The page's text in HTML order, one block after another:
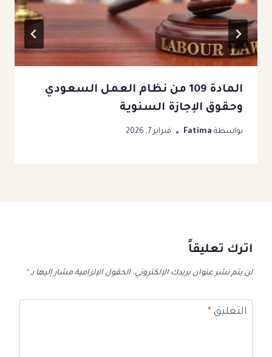
المادة 109 من نظام العمل السعودي​
وحقوق الإجازة السنوية
بواسطة Fatima فبراير 7, 2026
اترك تعليقاً
لن يتم نشر عنوان بريدك الإلكتروني. الحقول الإلزامية مشار إليها بـ *
التعليق *